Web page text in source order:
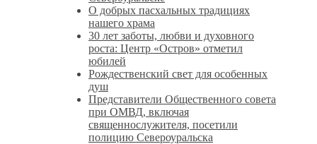
О добрых пасхальных традициях
нашего храма
30 лет заботы, любви и духовного
роста: Центр «Остров» отметил
юбилей
Рождественский свет для особенных
душ
Представители Общественного совета
при ОМВД, включая
священнослужителя, посетили
полицию Североуральска